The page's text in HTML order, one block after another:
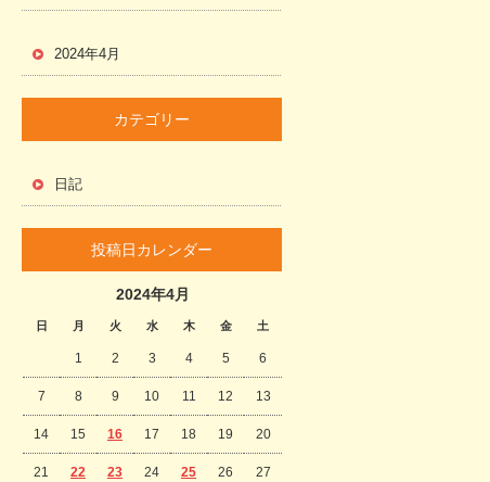
2024年4月
カテゴリー
日記
投稿日カレンダー
2024年4月
日 月 火 水 木 金 土
1 2 3 4 5 6
7 8 9 10 11 12 13
14 15 16 17 18 19 20
21 22 23 24 25 26 27